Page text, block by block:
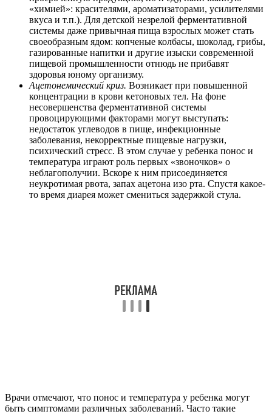
«химией»: красителями, ароматизаторами, усилителями
вкуса и т.п.). Для детской незрелой ферментативной
системы даже привычная пища взрослых может стать
своеобразным ядом: копченые колбасы, шоколад, грибы,
газированные напитки и другие изыски современной
пищевой промышленности отнюдь не прибавят
здоровья юному организму.
Ацетонемический криз. Возникает при повышенной
концентрации в крови кетоновых тел. На фоне
несовершенства ферментативной системы
провоцирующими факторами могут выступать:
недостаток углеводов в пище, инфекционные
заболевания, некорректные пищевые нагрузки,
психический стресс. В этом случае у ребенка понос и
температура играют роль первых «звоночков» о
неблагополучии. Вскоре к ним присоединяется
неукротимая рвота, запах ацетона изо рта. Спустя какое-
то время диарея может смениться задержкой стула.
Врачи отмечают, что понос и температура у ребенка могут
быть симптомами различных заболеваний. Часто такие